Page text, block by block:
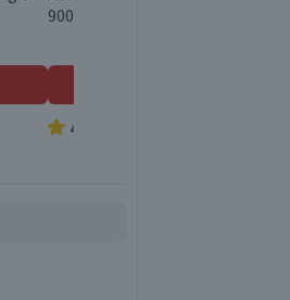
900 ml
4.8